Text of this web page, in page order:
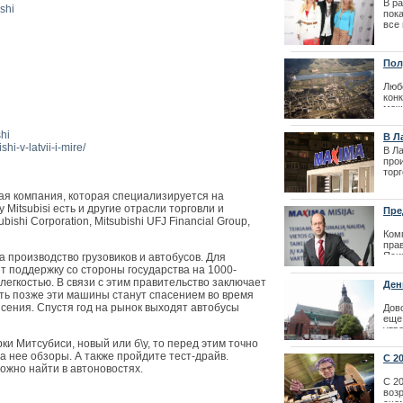
v-latvii-i-mire/
компания, которая специализируется на
есть и другие отрасли торговли и
Corporation, Mitsubishi UFJ Financial Group,
грузовиков и автобусов. Для
со стороны государства на 1000-
В связи с этим правительство заключает
позже эти машины станут спасением во время
Спустя год на рынок выходят автобусы
Митсубиси, новый или б\у, то перед этим точно
нее обзоры. А также пройдите тест-драйв.
найти в автоновостях.
Лайма
фестиваля
Бюро
очереди
|
В
все
|
В
В
еще
С
С